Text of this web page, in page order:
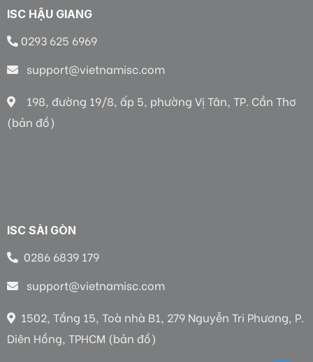
ISC HẬU GIANG
0293 625 6969
support@vietnamisc.com
198, đường 19/8, ấp 5, phường Vị Tân, TP. Cần Thơ
(bản đồ)
ISC SÀI GÒN
0286 6839 179
support@vietnamisc.com
1502, Tầng 15, Toà nhà B1, 279 Nguyễn Tri Phương, P.
Diên Hồng, TPHCM (bản đồ)